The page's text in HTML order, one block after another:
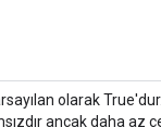
olarak
ancak daha az